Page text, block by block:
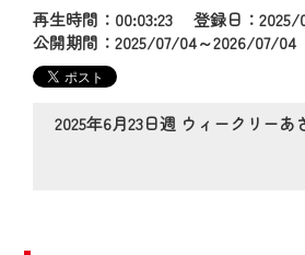
再生時間：00:03:23 登録日：
公開期間：2025/07/04～2026/07/04
2025年6月23日週 ウィークリーあ
【変更点】
◆デザイン変更により、お
の動画コンテンツが一目瞭然
◆当社アプリやＰＣブラウ
でも・どこでも・外出先でも